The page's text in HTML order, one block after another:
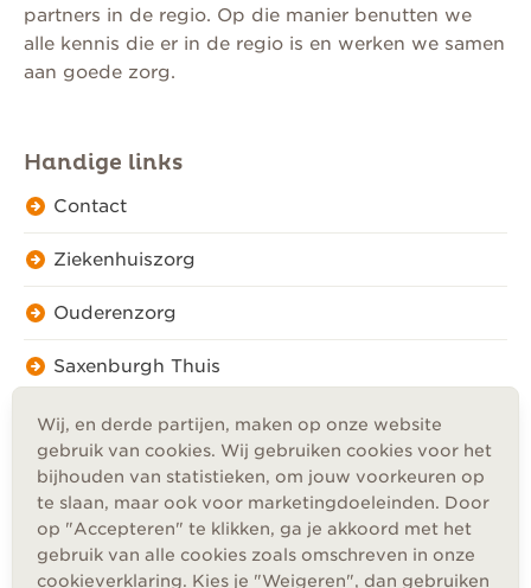
Wij, en derde partijen, maken op onze website
gebruik van cookies. Wij gebruiken cookies voor het
bijhouden van statistieken, om jouw voorkeuren op
te slaan, maar ook voor marketingdoeleinden. Door
op "Accepteren" te klikken, ga je akkoord met het
gebruik van alle cookies zoals omschreven in onze
cookieverklaring. Kies je "Weigeren", dan gebruiken
partners in de regio. Op die manier benutten we
alle kennis die er in de regio is en werken we samen
aan goede zorg.
Handige links
Contact
Ziekenhuiszorg
Ouderenzorg
Saxenburgh Thuis
Privacy
Cookies
Disclaimer